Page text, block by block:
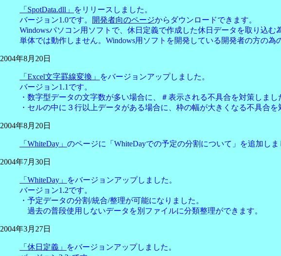
「SpotData.dll」
をリリースしました。
バージョン1.0です。
開発者向のページからダウンロードできます。
Windowsパソコン用ソフトで、休日定義で作成した休日データを取り込む
単体では動作しません。Windows用ソフトを開発している開発者の方の為
2004年8月20日
「Excel文字罫線変換」
をバージョンアップしました。
バージョン1.1です。
・数字型データの文字数が多い場合に、＃表示される不具合を対策しまし
・セルの中に３行以上データがある場合に、枠の幅が大きくなる不具合
2004年8月20日
「WhiteDay」 のページに「WhiteDayでの予定の分割について」を追加し
2004年7月30日
「WhiteDay」
をバージョンアップしました。
バージョン1.2です。
・予定データの分割/統合/整理が可能になりました。
過去の普段使用しないデータを別ファイルに分類整理ができます。
2004年3月27日
「休日定義」
をバージョンアップしました。